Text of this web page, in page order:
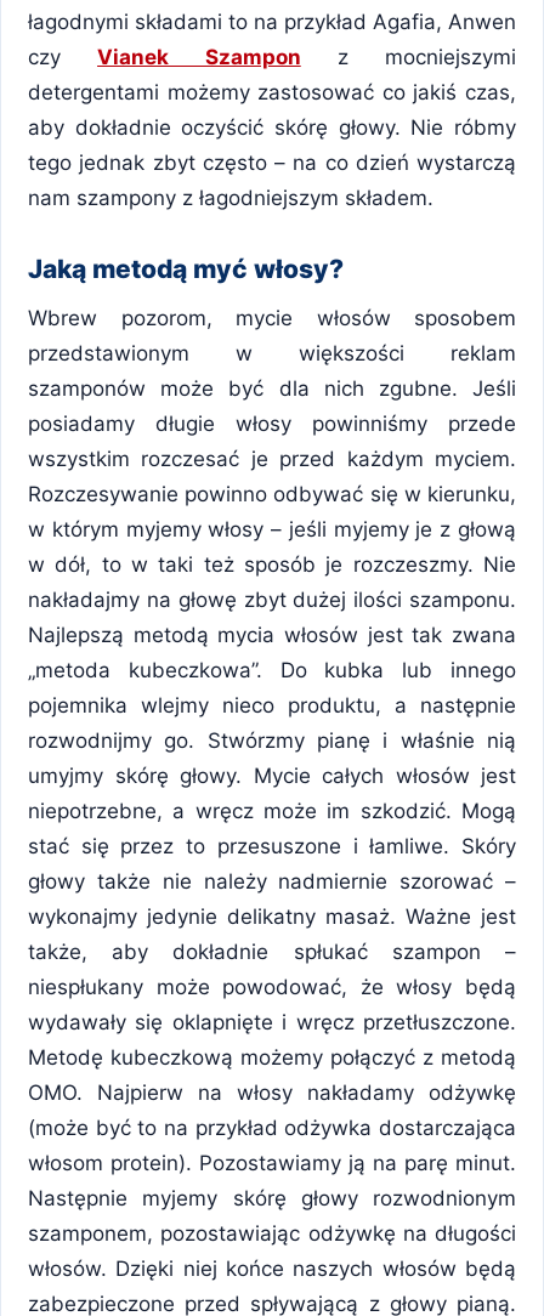
łagodnymi składami to na przykład Agafia, Anwen
czyVianek Szampon z mocniejszymi
detergentami możemy zastosować co jakiś czas,
aby dokładnie oczyścić skórę głowy. Nie róbmy
tego jednak zbyt często – na co dzień wystarczą
nam szampony z łagodniejszym składem.
Jaką metodą myć włosy?
Wbrew pozorom, mycie włosów sposobem
przedstawionym w większości reklam
szamponów może być dla nich zgubne. Jeśli
posiadamy długie włosy powinniśmy przede
wszystkim rozczesać je przed każdym myciem.
Rozczesywanie powinno odbywać się w kierunku,
w którym myjemy włosy – jeśli myjemy je z głową
w dół, to w taki też sposób je rozczeszmy. Nie
nakładajmy na głowę zbyt dużej ilości szamponu.
Najlepszą metodą mycia włosów jest tak zwana
„metoda kubeczkowa”. Do kubka lub innego
pojemnika wlejmy nieco produktu, a następnie
rozwodnijmy go. Stwórzmy pianę i właśnie nią
umyjmy skórę głowy. Mycie całych włosów jest
niepotrzebne, a wręcz może im szkodzić. Mogą
stać się przez to przesuszone i łamliwe. Skóry
głowy także nie należy nadmiernie szorować –
wykonajmy jedynie delikatny masaż. Ważne jest
także, aby dokładnie spłukać szampon –
niespłukany może powodować, że włosy będą
wydawały się oklapnięte i wręcz przetłuszczone.
Metodę kubeczkową możemy połączyć z metodą
OMO. Najpierw na włosy nakładamy odżywkę
(może być to na przykład odżywka dostarczająca
włosom protein). Pozostawiamy ją na parę minut.
Następnie myjemy skórę głowy rozwodnionym
szamponem, pozostawiając odżywkę na długości
włosów. Dzięki niej końce naszych włosów będą
zabezpieczone przed spływającą z głowy pianą.